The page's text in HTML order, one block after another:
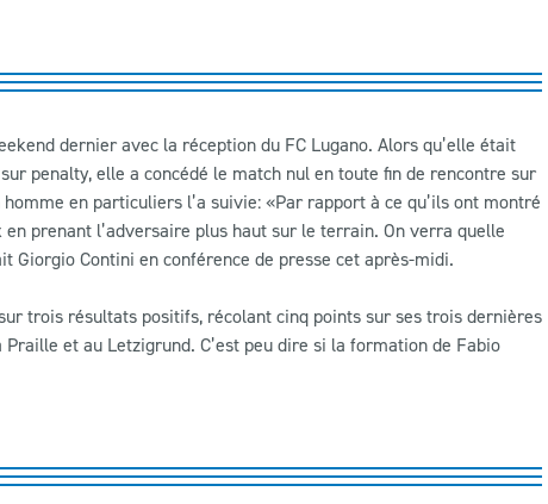
dernier avec la réception du FC Lugano. Alors qu’elle était
penalty, elle a concédé le match nul en toute fin de rencontre sur
en particuliers l’a suivie: «Par rapport à ce qu’ils ont montré
prenant l’adversaire plus haut sur le terrain. On verra quelle
Giorgio Contini en conférence de presse cet après-midi.
trois résultats positifs, récolant cinq points sur ses trois dernières
et au Letzigrund. C’est peu dire si la formation de Fabio